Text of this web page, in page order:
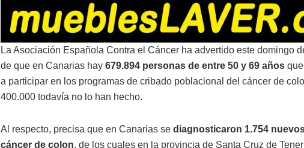
La Asociación Española Contra el Cáncer ha advertido este domingo
de que en Canarias hay 679.894 personas de entre 50 y 69 años
a participar en los programas de cribado poblacional del cáncer de
400.000 todavía no lo han hecho.
Al respecto, precisa que en Canarias se diagnosticaron 1.754
cáncer de colon, de los cuales en la provincia de Santa Cruz de